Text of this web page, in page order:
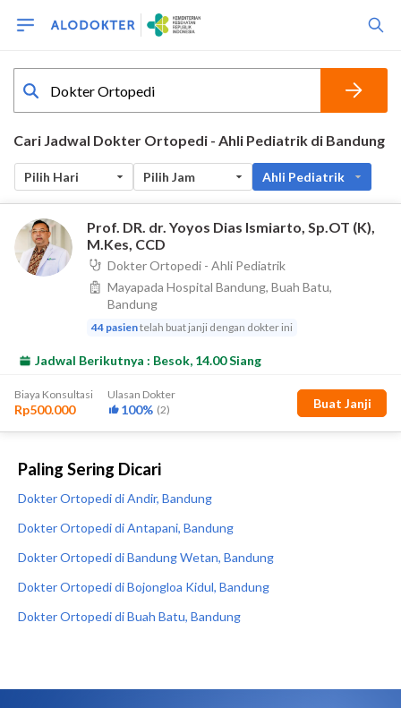
Paling Sering Dicari
Dokter Ortopedi di Andir, Bandung
Dokter Ortopedi di Antapani, Bandung
Dokter Ortopedi di Bandung Wetan, Bandung
Dokter Ortopedi di Bojongloa Kidul, Bandung
Dokter Ortopedi di Buah Batu, Bandung